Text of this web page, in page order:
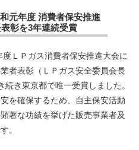
元年度 消費者保安推進
彰を3年連続受賞
ＬＰガス消費者保安推進大会に
者表彰（ＬＰガス安全委員会長
き東京都で唯一受賞しました。
を確保するため、自主保安活動
著な功績を挙げた販売事業者及
。